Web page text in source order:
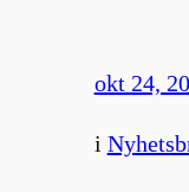
okt 24,
i